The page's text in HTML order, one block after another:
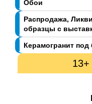
Обои
Распродажа,
образцы с
Керамогранит под
13+